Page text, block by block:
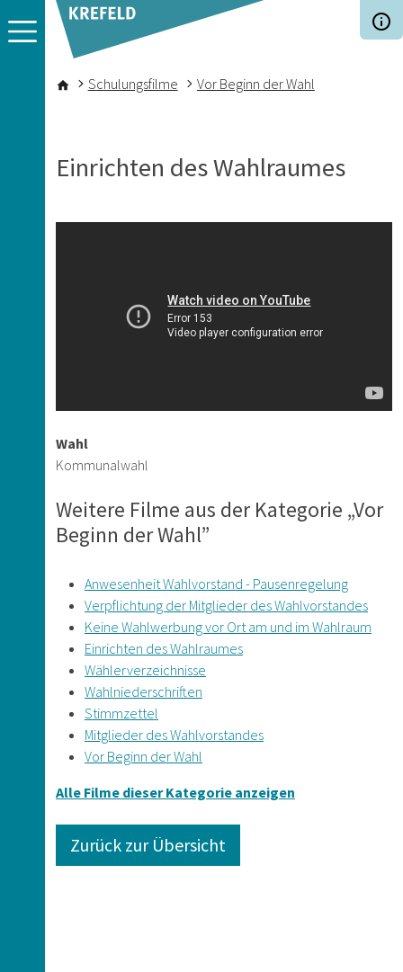
Direkt zum Inhalt
Pfadnavigation
Schulungsfilme Vor Beginn der Wahl
Einrichten des Wahlraumes
Wahl
Kommunalwahl
Weitere Filme aus der Kategorie „Vor
Beginn der Wahl”
Anwesenheit Wahlvorstand - Pausenregelung
Verpflichtung der Mitglieder des Wahlvorstandes
Keine Wahlwerbung vor Ort am und im Wahlraum
Einrichten des Wahlraumes
Wählerverzeichnisse
Wahlniederschriften
Stimmzettel
Mitglieder des Wahlvorstandes
Vor Beginn der Wahl
Alle Filme dieser Kategorie anzeigen
Zurück zur Übersicht